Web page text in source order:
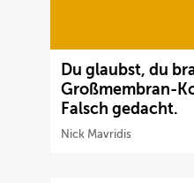
Du glaubst, du
Großmembran-
Falsch gedacht.
Nick Mavridis